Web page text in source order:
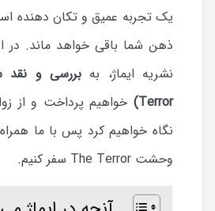
یک تجربه عمیق و تکان دهنده
ذهن شما باقی خواهد ماند. در
نشریه ایماژ، به
Terror) خواهیم پرداخت و از
نگاه خواهیم کرد پس با ما
وحشت The Terror سفر کنیم.